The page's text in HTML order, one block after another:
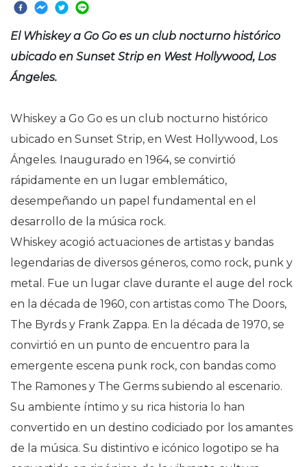
El Whiskey a Go Go es un club nocturno histórico
ubicado en Sunset Strip en West Hollywood, Los
Ángeles.
Whiskey a Go Go es un club nocturno histórico
ubicado en Sunset Strip, en West Hollywood, Los
Ángeles. Inaugurado en 1964, se convirtió
rápidamente en un lugar emblemático,
desempeñando un papel fundamental en el
desarrollo de la música rock.
Whiskey acogió actuaciones de artistas y bandas
legendarias de diversos géneros, como rock, punk y
metal. Fue un lugar clave durante el auge del rock
en la década de 1960, con artistas como The Doors,
The Byrds y Frank Zappa. En la década de 1970, se
convirtió en un punto de encuentro para la
emergente escena punk rock, con bandas como
The Ramones y The Germs subiendo al escenario.
Su ambiente íntimo y su rica historia lo han
convertido en un destino codiciado por los amantes
de la música. Su distintivo e icónico logotipo se ha